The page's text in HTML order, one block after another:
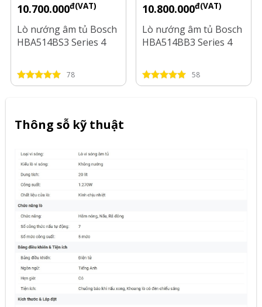
10.700.000đ(VAT)
Lò nướng âm tủ Bosch
HBA514BS3 Series 4
78
10.800.000đ(VAT)
Lò nướng âm tủ Bosch
HBA514BB3 Series 4
58
Thông sỗ kỹ thuật